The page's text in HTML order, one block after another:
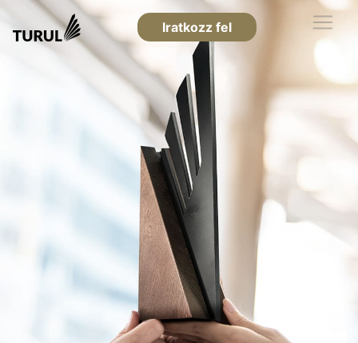
Iratkozz fel